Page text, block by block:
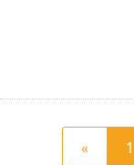
«前
1